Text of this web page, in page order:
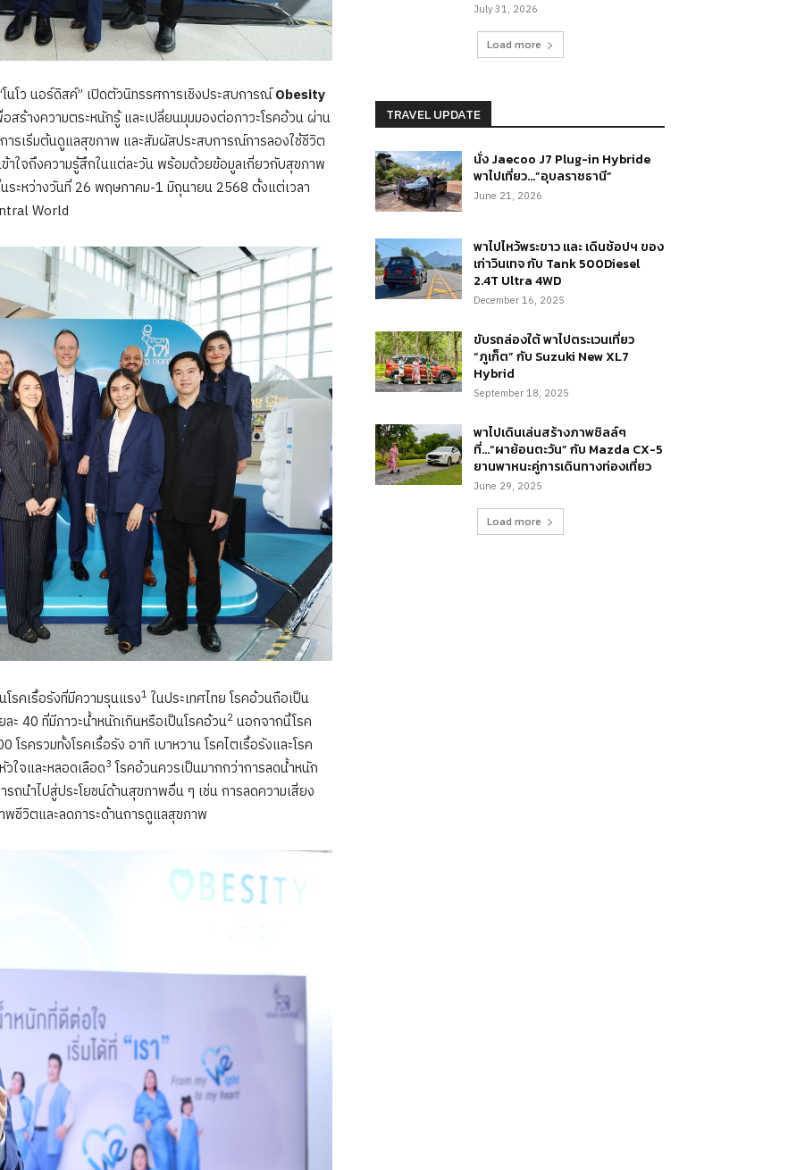
นโว นอร์ดิสค์” เปิดตัวนิทรรศการเชิงประสบการณ์Obesity
อสร้างความตระหนักรู้ และเปลี่ยนมุมมองต่อภาวะโรคอ้วน ผ่าน
ารเริ่มต้นดูแลสุขภาพ และสัมผัสประสบการณ์การลองใช้ชีวิต
าใจถึงความรู้สึกในแต่ละวัน พร้อมด้วยข้อมูลเกี่ยวกับสุขภาพ
ระหว่างวันที่ 26 พฤษภาคม-1 มิถุนายน 2568 ตั้งแต่เวลา
World
รคเรื้อรังที่มีความรุนแรง1 ในประเทศไทย โรคอ้วนถือเป็น
40 ที่มีภาวะน้ำหนักเกินหรือเป็นโรคอ้วน2 นอกจากนี้โรค
ครวมทั้งโรคเรื้อรัง อาทิ เบาหวาน โรคไตเรื้อรังและโรค
ใจและหลอดเลือด3 โรคอ้วนควรเป็นมากกว่าการลดน้ำหนัก
ถนำไปสู่ประโยชน์ด้านสุขภาพอื่น ๆ เช่น การลดความเสี่ยง
ชีวิตและลดภาระด้านการดูแลสุขภาพ
July 31, 2026
Load more
TRAVEL UPDATE
นั่ง Jaecoo J7 Plug-in Hybride
พาไปเที่ยว…”อุบลราชธานี”
June 21, 2026
พาไปไหว้พระขาว และ เดินช้อปฯ ของ
เก่าวินเทจ กับ Tank 500Diesel
2.4T Ultra 4WD
December 16, 2025
ขับรถล่องใต้ พาไปตระเวนเที่ยว
“ภูเก็ต” กับ Suzuki New XL7
Hybrid
September 18, 2025
พาไปเดินเล่นสร้างภาพชิลล์ๆ
ที่…“ผาย้อนตะวัน” กับ Mazda CX-5
ยานพาหนะคู่การเดินทางท่องเที่ยว
June 29, 2025
Load more